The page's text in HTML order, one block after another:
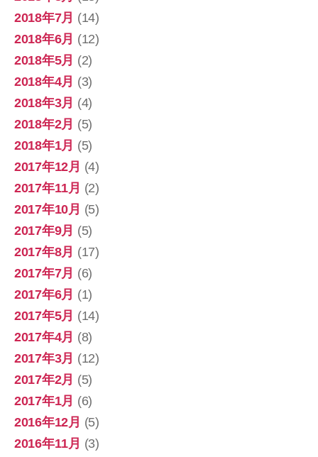
2018年7月 (14)
2018年6月 (12)
2018年5月 (2)
2018年4月 (3)
2018年3月 (4)
2018年2月 (5)
2018年1月 (5)
2017年12月 (4)
2017年11月 (2)
2017年10月 (5)
2017年9月 (5)
2017年8月 (17)
2017年7月 (6)
2017年6月 (1)
2017年5月 (14)
2017年4月 (8)
2017年3月 (12)
2017年2月 (5)
2017年1月 (6)
2016年12月 (5)
2016年11月 (3)